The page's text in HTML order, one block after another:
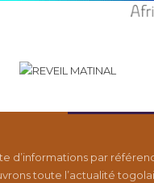
d’informations par
toute l’actualité